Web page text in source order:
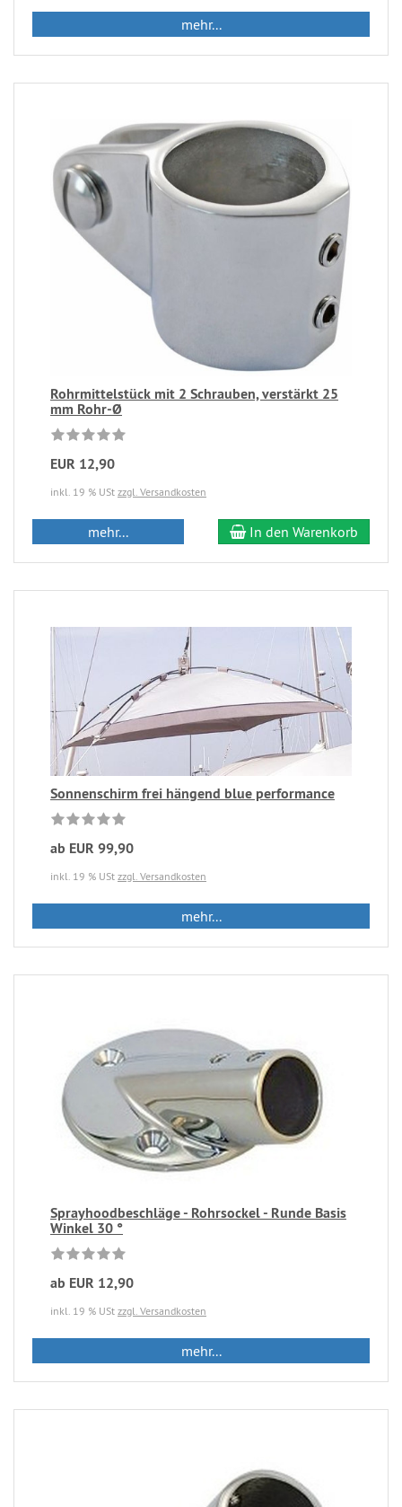
mehr...
Rohrmittelstück mit 2 Schrauben, verstärkt 25
mm Rohr-Ø
EUR 12,90
inkl. 19 % USt zzgl. Versandkosten
mehr... In den Warenkorb
Sonnenschirm frei hängend blue performance
ab EUR 99,90
inkl. 19 % USt zzgl. Versandkosten
mehr...
Sprayhoodbeschläge - Rohrsockel - Runde Basis
Winkel 30 °
ab EUR 12,90
inkl. 19 % USt zzgl. Versandkosten
mehr...